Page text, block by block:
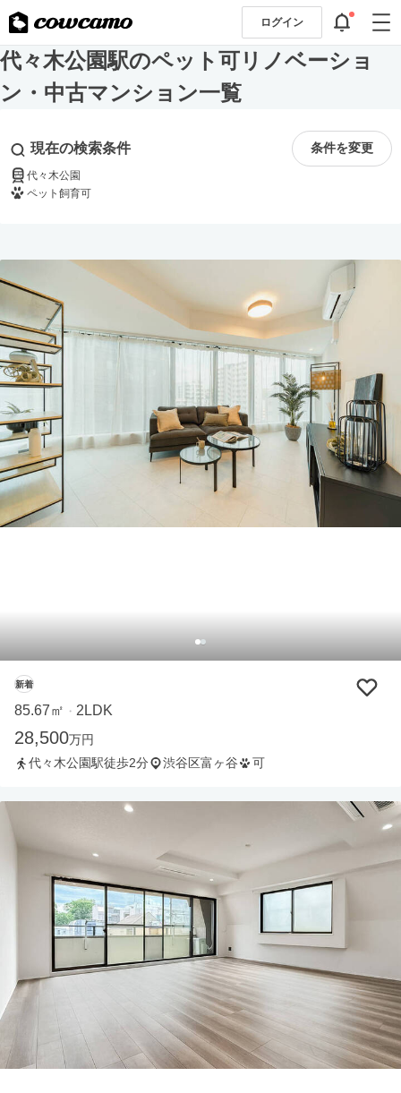
ログイン
代々木公園駅のペット可リノベーショ
ン・中古マンション一覧
現在の検索条件 条件を変更
代々木公園
ペット飼育可
新着
85.67㎡ ・ 2LDK
28,500万円
代々木公園駅徒歩2分
渋谷区富ヶ谷 可